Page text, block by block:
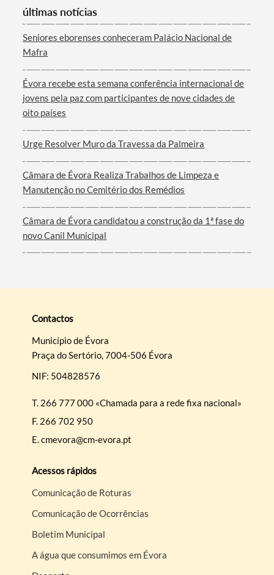
Filtros
últimas notícias
Seniores eborenses conheceram Palácio Nacional de
Mafra
Évora recebe esta semana conferência internacional de
jovens pela paz com participantes de nove cidades de
oito países
Urge Resolver Muro da Travessa da Palmeira
Câmara de Évora Realiza Trabalhos de Limpeza e
Manutenção no Cemitério dos Remédios
Câmara de Évora candidatou a construção da 1ª fase do
novo Canil Municipal
Contactos
Município de Évora
Praça do Sertório, 7004-506 Évora
NIF: 504828576
T. 266 777 000 «Chamada para a rede fixa nacional»
F. 266 702 950
E.cmevora@cm-evora.pt
Acessos rápidos
Comunicação de Roturas
Comunicação de Ocorrências
Boletim Municipal
A água que consumimos em Évora